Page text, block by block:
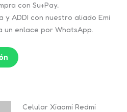
con Su+Pay,
y ADDI con nuestro aliado Emi
un enlace por WhatsApp.
Celular Xiaomi Redmi